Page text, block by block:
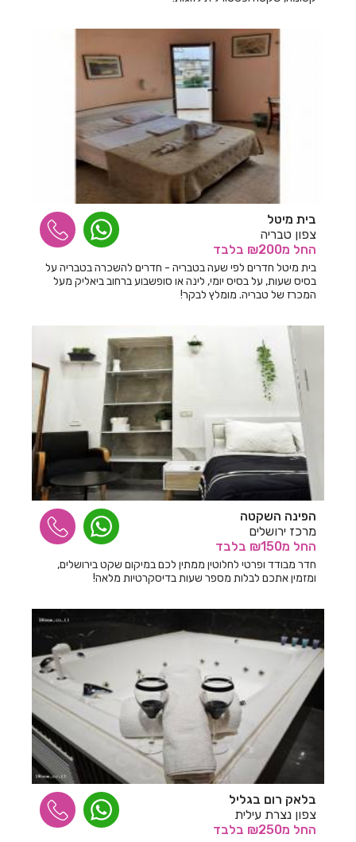
בית מיטל
צפון טבריה
החל מ₪200 בלבד
בית מיטל חדרים לפי שעה בטבריה - חדרים להשכרה בטבריה על
בסיס שעות, על בסיס יומי, לינה או סופשבוע ברחוב ביאליק מעל
המכרז של טבריה. מומלץ לבקר!
הפינה השקטה
מרכז ירושלים
החל מ₪150 בלבד
חדר מבודד ופרטי לחלוטין ממתין לכם במיקום שקט בירושלים,
ומזמין אתכם לבלות מספר שעות בדיסקרטיות מלאה!
בלאק רום בגליל
צפון נצרת עילית
החל מ₪250 בלבד